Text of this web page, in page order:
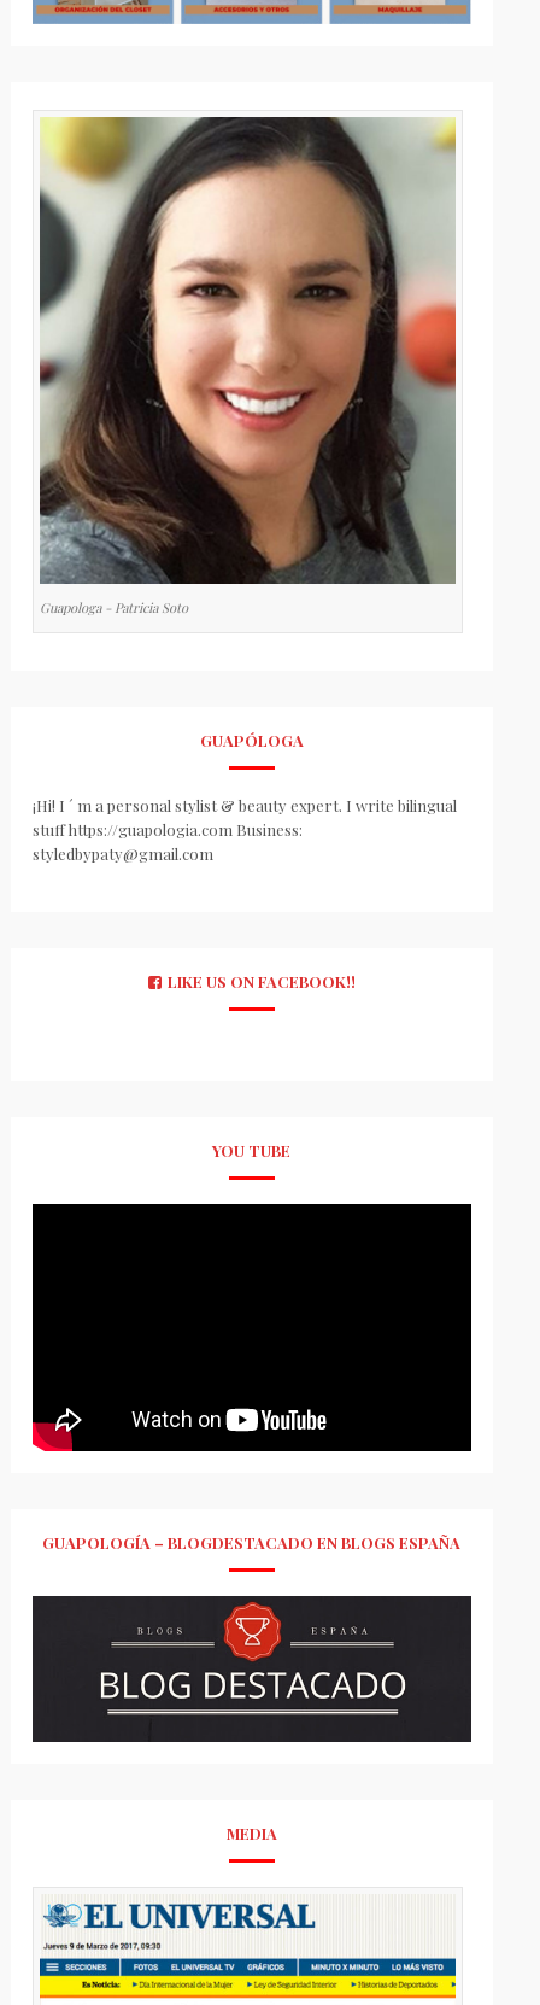
Guapologa - Patricia Soto
GUAPÓLOGA
¡Hi! I ´ m a personal stylist & beauty expert. I write bilingual
stuff https://guapologia.com Business:
styledbypaty@gmail.com
LIKE US ON FACEBOOK!!
YOU TUBE
GUAPOLOGÍA – BLOGDESTACADO EN BLOGS ESPAÑA
MEDIA